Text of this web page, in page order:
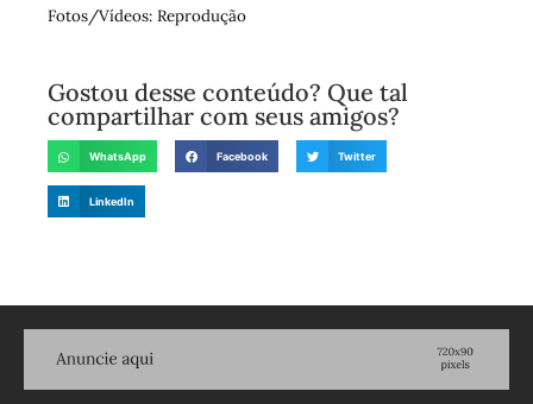
Fotos/Vídeos: Reprodução
Gostou desse conteúdo? Que tal
compartilhar com seus amigos?
WhatsApp Facebook Twitter
LinkedIn